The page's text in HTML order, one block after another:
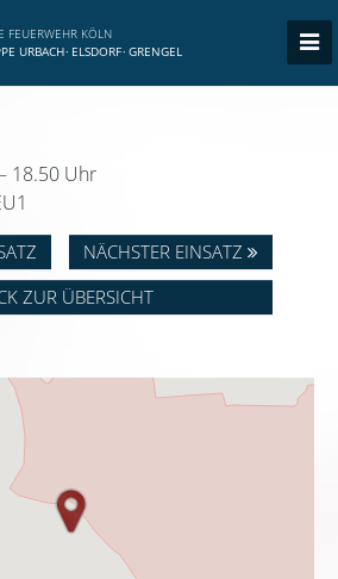
FEUERWEHR KÖLN
URBACH· ELSDORF· GRENGEL
18.50 Uhr
NÄCHSTER EINSATZ
ZUR ÜBERSICHT